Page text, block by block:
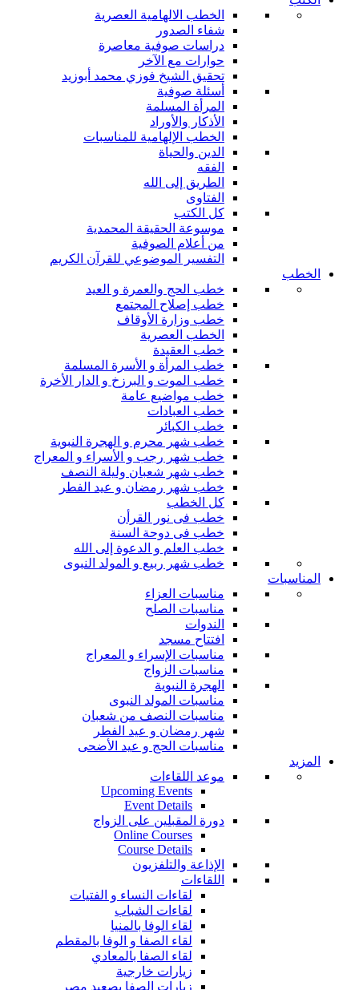
الخطب الالهامية العصرية
شفاء الصدور
دراسات صوفية معاصرة
حوارات مع الآخر
تحقيق الشيخ فوزي محمد أبوزيد
أسئلة صوفية
المرأة المسلمة
الأذكار والأوراد
الخطب الإلهامية للمناسبات
الدين والحياة
الفقه
الطريق إلى الله
الفتاوى
كل الكتب
موسوعة الحقيقة المحمدية
من أعلام الصوفية
التفسير الموضوعي للقرآن الكريم
الخطب
خطب الحج والعمرة و العيد
خطب إصلاح المجتمع
خطب وزارة الأوقاف
الخطب العصرية
خطب العقيدة
خطب المرأة و الأسرة المسلمة
خطب الموت و البرزخ و الدار الأخرة
خطب مواضيع عامة
خطب العبادات
خطب الكبائر
خطب شهر محرم و الهجرة النبوية
خطب شهر رجب و الأسراء و المعراج
خطب شهر شعبان وليلة النصف
خطب شهر رمضان و عيد الفطر
كل الخطب
خطب فى نور القرأن
خطب فى دوحة السنة
خطب العلم و الدعوة إلى الله
خطب شهر ربيع و المولد النبوى
المناسبات
مناسبات العزاء
مناسبات الصلح
الندوات
افتتاح مسجد
مناسبات الإسراء و المعراج
مناسبات الزواج
الهجرة النبوية
مناسبات المولد النبوى
مناسبات النصف من شعبان
شهر رمضان و عيد الفطر
مناسبات الحج و عيد الأضحى
المزيد
موعد اللقاءات
Upcoming Events
Event Details
دورة المقبلين على الزواج
Online Courses
Course Details
الإذاعة والتلفزيون
اللقاءات
لقاءات النساء و الفتيات
لقاءات الشباب
لقاء الوفا بالمنيا
لقاء الصفا و الوفا بالمقطم
لقاء الصفا بالمعادي
زيارات خارجية
زيارات الصفا بصعيد مصر